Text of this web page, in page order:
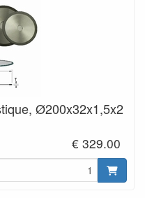
Ø200x32x1,5x2
€ 329.00